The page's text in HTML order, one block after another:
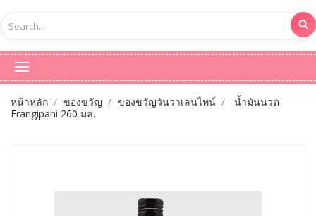
หน้าหลัก ของขวัญ ของขวัญวันวาเลนไทน์
น้ำมันนวด
Frangipani 260 มล.